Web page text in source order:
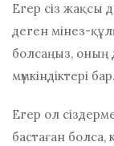
Егер сіз жақсы
деген мінез-
болсаңыз, оның
мүмкіндіктері бар.
Егер ол
бастаған болса,